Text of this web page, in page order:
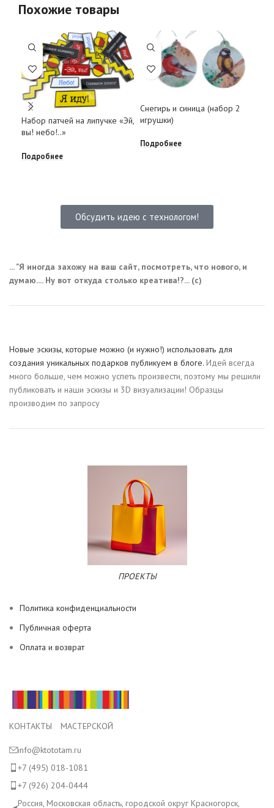
Похожие товары
Набор патчей на липучке «Эй,
вы! небо!..»
Подробнее
Снегирь и синица (набор 2
игрушки)
Подробнее
Обсудить идею с технологом!
... "Я иногда захожу на ваш сайт, посмотреть, что нового, и
думаю.... Ну вот откуда столько креатива!?... (с)
Новые эскизы, которые можно (и нужно!) использовать для
создания уникальных подарков публикуем в блоге. Идей всегда
много больше, чем можно успеть произвести, поэтому мы решили
публиковать и наши эскизы и 3D визуализации! Образцы
производим по запросу
ПРОЕКТЫ
Политика конфиденциальности
Публичная оферта
Оплата и возврат
КОНТАКТЫ МАСТЕРСКОЙ
info@ktototam.ru
+7 (495) 018-1081
+7 (926) 204-0444
Россия, Московская область, городской округ Красногорск,